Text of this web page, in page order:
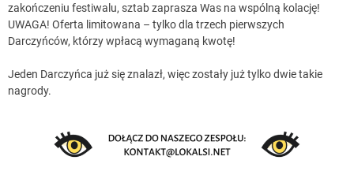
zakończeniu festiwalu, sztab zaprasza Was na wspólną kolację!
UWAGA! Oferta limitowana – tylko dla trzech pierwszych
Darczyńców, którzy wpłacą wymaganą kwotę!
Jeden Darczyńca już się znalazł, więc zostały już tylko dwie takie
nagrody.